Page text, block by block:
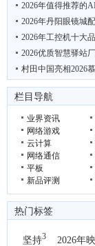
2026年值得推荐的
2026年丹阳眼镜城
2026年工控机十大
2026优质智慧驿站
村田中国亮相2026
“鲜”动羊城 西安 周
栏目导航
业界资讯
网络游戏
云计算
网络通信
平板
新品评测
热门标签
坚持3 2026年